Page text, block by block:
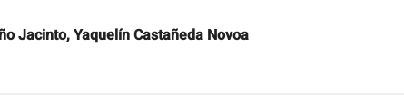
Jacinto, Yaquelín Castañeda Novoa